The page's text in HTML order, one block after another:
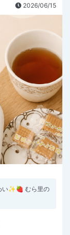
2026/06/15
い✨🍓 むら里の